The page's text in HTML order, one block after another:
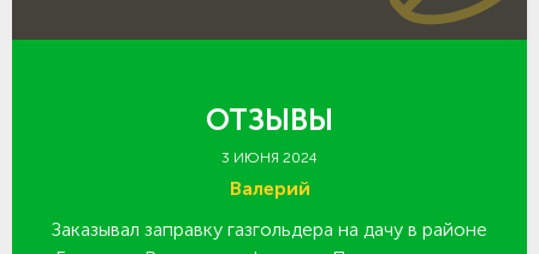
ОТЗЫВЫ
3 ИЮНЯ 2024
Валерий
Заказывал заправку газгольдера на дачу в районе